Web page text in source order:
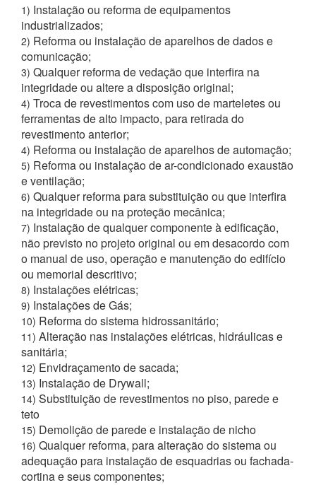
1) Instalação ou reforma de equipamentos
industrializados;
2) Reforma ou instalação de aparelhos de dados e
comunicação;
3) Qualquer reforma de vedação que interfira na
integridade ou altere a disposição original;
4) Troca de revestimentos com uso de marteletes ou
ferramentas de alto impacto, para retirada do
revestimento anterior;
4) Reforma ou instalação de aparelhos de automação;
5) Reforma ou instalação de ar-condicionado exaustão
e ventilação;
6) Qualquer reforma para substituição ou que interfira
na integridade ou na proteção mecânica;
7) Instalação de qualquer componente à edificação,
não previsto no projeto original ou em desacordo com
o manual de uso, operação e manutenção do edifício
ou memorial descritivo;
8) Instalações elétricas;
9) Instalações de Gás;
10) Reforma do sistema hidrossanitário;
11) Alteração nas instalações elétricas, hidráulicas e
sanitária;
12) Envidraçamento de sacada;
13) Instalação de Drywall;
14) Substituição de revestimentos no piso, parede e
teto
15) Demolição de parede e instalação de nicho
16) Qualquer reforma, para alteração do sistema ou
adequação para instalação de esquadrias ou fachada-
cortina e seus componentes;